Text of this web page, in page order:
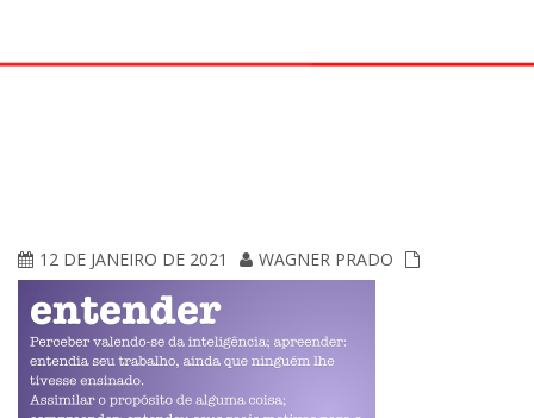
12 DE JANEIRO DE 2021 WAGNER PRADO